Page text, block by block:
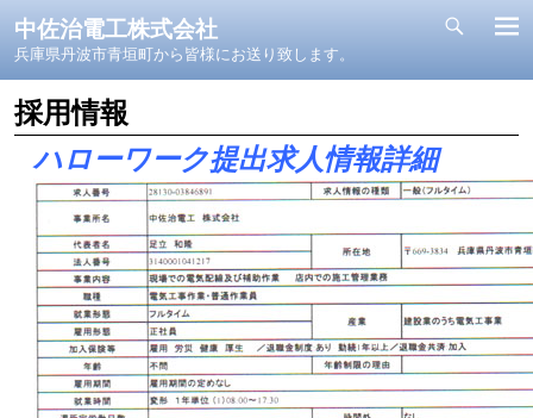
中佐治電工株式会社
兵庫県丹波市青垣町から皆様にお送り致します。
採用情報
ハローワーク提出求人情報詳細